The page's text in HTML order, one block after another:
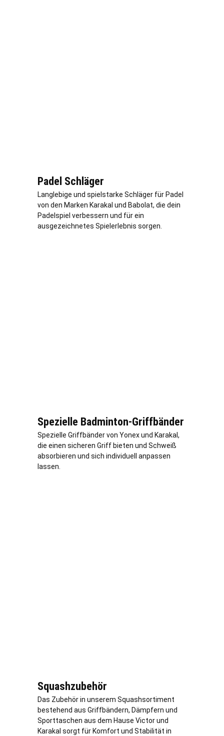
Padel Schläger
Langlebige und spielstarke Schläger für Padel
von den Marken Karakal und Babolat, die dein
Padelspiel verbessern und für ein
ausgezeichnetes Spielerlebnis sorgen.
Spezielle Badminton-Griffbänder
Spezielle Griffbänder von Yonex und Karakal,
die einen sicheren Griff bieten und Schweiß
absorbieren und sich individuell anpassen
lassen.
Squashzubehör
Das Zubehör in unserem Squashsortiment
bestehend aus Griffbändern, Dämpfern und
Sporttaschen aus dem Hause Victor und
Karakal sorgt für Komfort und Stabilität in